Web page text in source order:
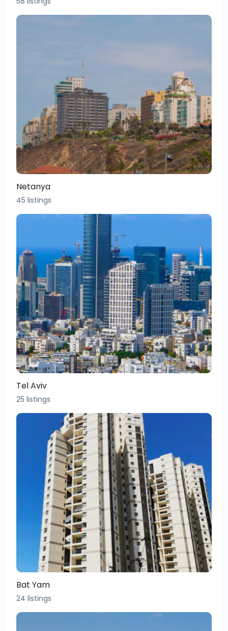
Netanya
45 listings
Tel Aviv
25 listings
Bat Yam
24 listings